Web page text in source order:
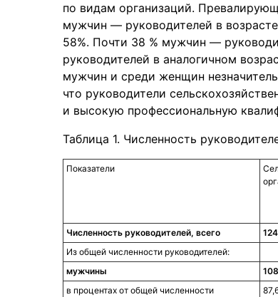
по видам организаций.
мужчин — руководителей в
58%. Почти 38 % мужчин —
руководителей в аналогичном
мужчин и среди женщин
что руководители
и высокую профессиональную
Таблица 1. Численность
Показатели
Численность руководителей, всего
Из общей численности руководителей:
мужчины
в процентах от общей численности